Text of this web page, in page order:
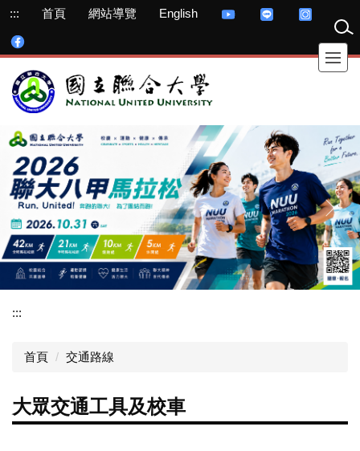
跳
主
內
容
::: 首頁 網站導覽 English
:::
首頁 交通路線
大眾交通工具及校車